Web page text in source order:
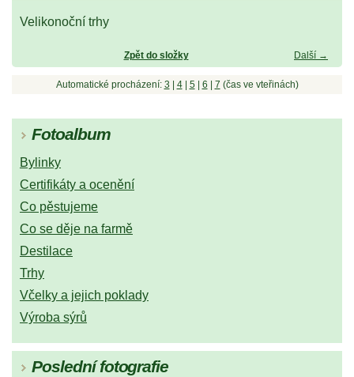
Velikonoční trhy
Další →
Zpět do složky
Automatické procházení: 3 4| 5| 6 7 (čas ve vteřinách)
Fotoalbum
Bylinky
Certifikáty a ocenění
Co pěstujeme
Co se děje na farmě
Destilace
Trhy
Včelky a jejich poklady
Výroba sýrů
Poslední fotografie